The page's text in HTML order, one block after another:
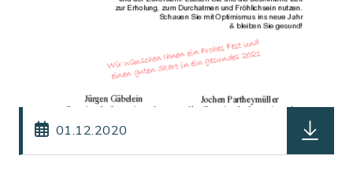
01.12.2020